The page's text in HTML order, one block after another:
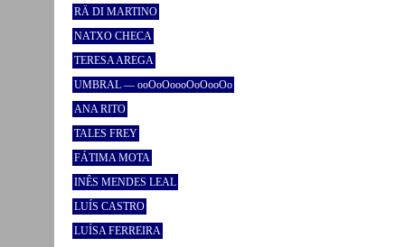
RÄ DI MARTINO
NATXO CHECA
TERESA AREGA
UMBRAL — ooOoOoooOoOooOo
ANA RITO
TALES FREY
FÁTIMA MOTA
INÊS MENDES LEAL
LUÍS CASTRO
LUÍSA FERREIRA